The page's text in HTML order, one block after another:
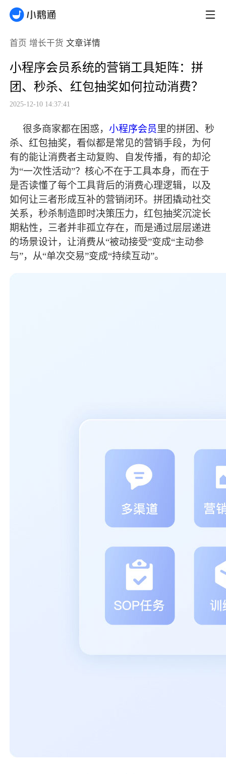
首页 增长干货 文章详情
小程序会员系统的营销工具矩阵：拼
团、秒杀、红包抽奖如何拉动消费？
2025-12-10 14:37:41
很多商家都在困惑，小程序会员里的拼团、秒
杀、红包抽奖，看似都是常见的营销手段，为何
有的能让消费者主动复购、自发传播，有的却沦
为“一次性活动”？核心不在于工具本身，而在于
是否读懂了每个工具背后的消费心理逻辑，以及
如何让三者形成互补的营销闭环。拼团撬动社交
关系，秒杀制造即时决策压力，红包抽奖沉淀长
期粘性，三者并非孤立存在，而是通过层层递进
的场景设计，让消费从“被动接受”变成“主动参
与”，从“单次交易”变成“持续互动”。